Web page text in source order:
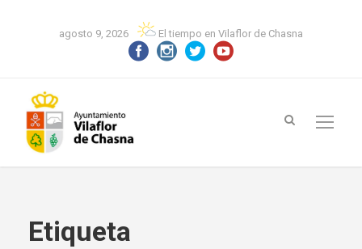
agosto 9, 2026 El tiempo en Vilaflor de Chasna
Etiqueta